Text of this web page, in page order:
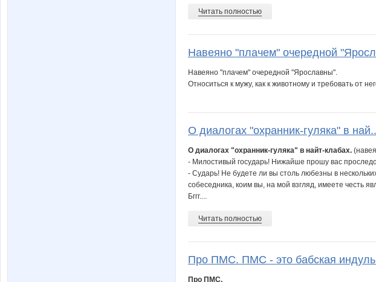
Читать полностью
Навеяно "плачем" очередной
Навеяно "плачем" очередной "Ярославны".
Относиться к мужу, как к животному и требовать от
О диалогах "охранник-гуляка" в
О диалогах "охранник-гуляка" в найт-клабах.
- Милостивый государь! Нижайше прошу вас
- Сударь! Не будете ли вы столь любезны в
собеседника, коим вы, на мой взгляд, имеете честь
Бггг....
Читать полностью
Про ПМС. ПМС - это бабская
Про ПМС.